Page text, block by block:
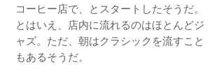
コーヒー店で、とスタートしたそうだ。
とはいえ、店内に流れるのはほとんどジ
ャズ。ただ、朝はクラシックを流すこと
もあるそうだ。